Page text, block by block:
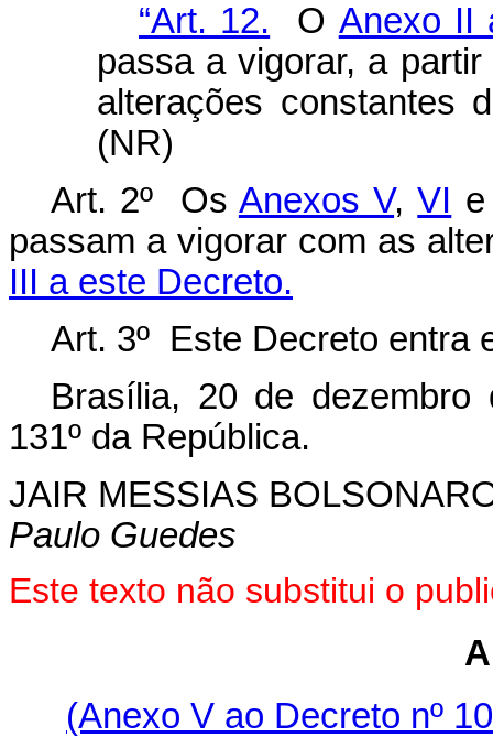
“Art. 12. O Anexo II
passa a vigorar, a
alterações constantes
(NR)
Art. 2º Os Anexos V,VI
passam a vigorar com as
III a este Decreto.
Art. 3º Este Decreto entra
Brasília, 20 de dezembro
131º da República.
JAIR MESSIAS
Paulo Guedes
Este texto não substitui o
(Anexo V ao Decreto nº